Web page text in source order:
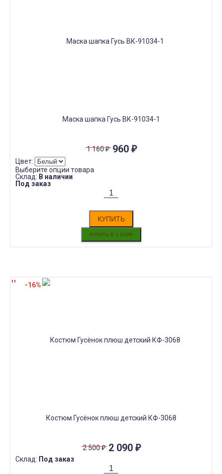
Маска шапка Гусь ВК-91034-1
1 160₽ 960 ₽
Цвет:
Выберите опции товара
Склад: В наличии
Под заказ
КУПИТЬ
Костюм Гусёнок плюш детский КФ-3068
2 500₽ 2 090 ₽
Склад: Под заказ
-16%